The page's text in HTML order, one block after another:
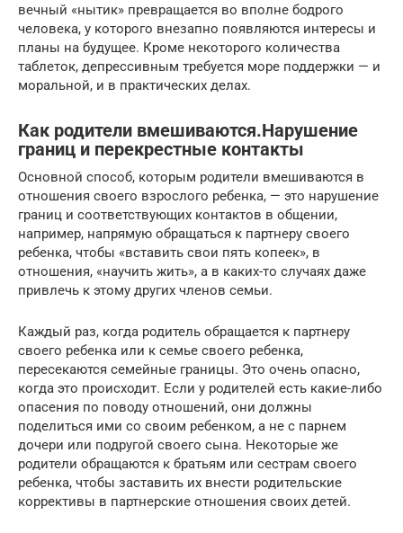
вечный «нытик» превращается во вполне бодрого
человека, у которого внезапно появляются интересы и
планы на будущее. Кроме некоторого количества
таблеток, депрессивным требуется море поддержки — и
моральной, и в практических делах.
Как родители вмешиваются.Нарушение
границ и перекрестные контакты
Основной способ, которым родители вмешиваются в
отношения своего взрослого ребенка, — это нарушение
границ и соответствующих контактов в общении,
например, напрямую обращаться к партнеру своего
ребенка, чтобы «вставить свои пять копеек», в
отношения, «научить жить», а в каких-то случаях даже
привлечь к этому других членов семьи.
Каждый раз, когда родитель обращается к партнеру
своего ребенка или к семье своего ребенка,
пересекаются семейные границы. Это очень опасно,
когда это происходит. Если у родителей есть какие-либо
опасения по поводу отношений, они должны
поделиться ими со своим ребенком, а не с парнем
дочери или подругой своего сына. Некоторые же
родители обращаются к братьям или сестрам своего
ребенка, чтобы заставить их внести родительские
коррективы в партнерские отношения своих детей.